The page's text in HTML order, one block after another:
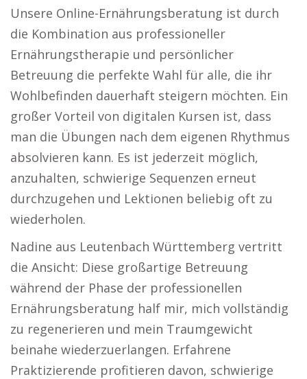
Unsere Online-Ernährungsberatung ist durch
die Kombination aus professioneller
Ernährungstherapie und persönlicher
Betreuung die perfekte Wahl für alle, die ihr
Wohlbefinden dauerhaft steigern möchten. Ein
großer Vorteil von digitalen Kursen ist, dass
man die Übungen nach dem eigenen Rhythmus
absolvieren kann. Es ist jederzeit möglich,
anzuhalten, schwierige Sequenzen erneut
durchzugehen und Lektionen beliebig oft zu
wiederholen.
Nadine aus Leutenbach Württemberg vertritt
die Ansicht: Diese großartige Betreuung
während der Phase der professionellen
Ernährungsberatung half mir, mich vollständig
zu regenerieren und mein Traumgewicht
beinahe wiederzuerlangen. Erfahrene
Praktizierende profitieren davon, schwierige